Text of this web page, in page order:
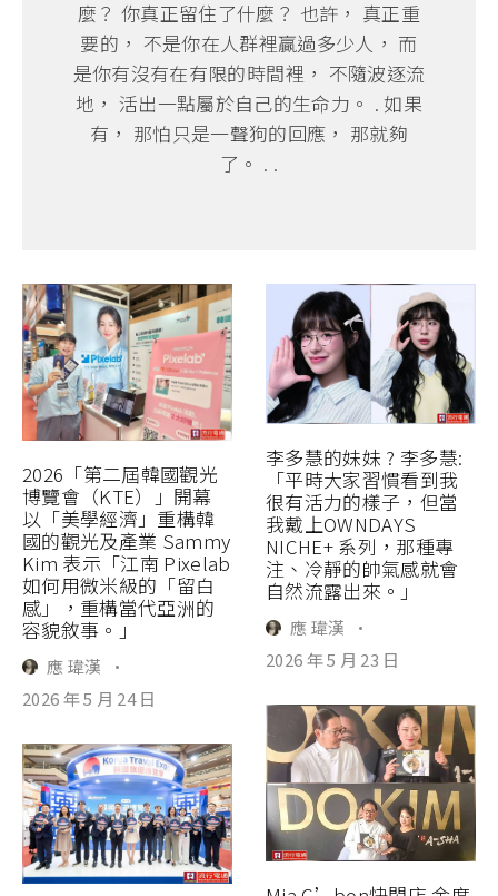
麼？ 你真正留住了什麼？ 也許， 真正重
要的， 不是你在人群裡贏過多少人， 而
是你有沒有在有限的時間裡， 不隨波逐流
地， 活出一點屬於自己的生命力。 . 如果
有， 那怕只是一聲狗的回應， 那就夠
了。 . .
2026「第二屆韓國觀光
博覽會（KTE）」開幕
以「美學經濟」重構韓
國的觀光及產業 Sammy
Kim 表示「江南 Pixelab
如何用微米級的「留白
感」，重構當代亞洲的
容貌敘事。」
應 瑋漢
·
2026 年 5 月 24 日
李多慧的妹妹 ? 李多慧:
「平時大家習慣看到我
很有活力的樣子，但當
我戴上OWNDAYS
NICHE+ 系列，那種專
注、冷靜的帥氣感就會
自然流露出來。」
應 瑋漢
·
2026 年 5 月 23 日